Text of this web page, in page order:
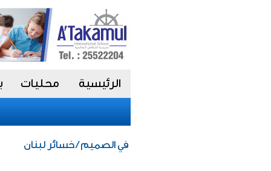
الرئيسية محليات
في الصميم / خسائر لبنان